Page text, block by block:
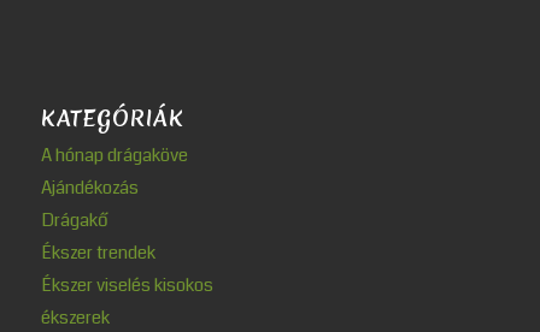
KATEGÓRIÁK
A hónap drágaköve
Ajándékozás
Drágakő
Ékszer trendek
Ékszer viselés kisokos
ékszerek